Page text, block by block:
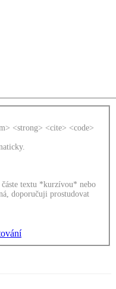
<strong> <cite> <code>
částe textu *kurzívou* nebo
doporučuji prostudovat